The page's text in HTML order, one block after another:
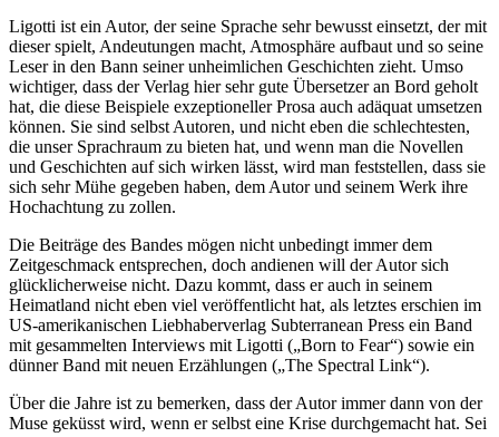
Ligotti ist ein Autor, der seine Sprache sehr bewusst einsetzt, der mit
dieser spielt, Andeutungen macht, Atmosphäre aufbaut und so seine
Leser in den Bann seiner unheimlichen Geschichten zieht. Umso
wichtiger, dass der Verlag hier sehr gute Übersetzer an Bord geholt
hat, die diese Beispiele exzeptioneller Prosa auch adäquat umsetzen
können. Sie sind selbst Autoren, und nicht eben die schlechtesten,
die unser Sprachraum zu bieten hat, und wenn man die Novellen
und Geschichten auf sich wirken lässt, wird man feststellen, dass sie
sich sehr Mühe gegeben haben, dem Autor und seinem Werk ihre
Hochachtung zu zollen.
Die Beiträge des Bandes mögen nicht unbedingt immer dem
Zeitgeschmack entsprechen, doch andienen will der Autor sich
glücklicherweise nicht. Dazu kommt, dass er auch in seinem
Heimatland nicht eben viel veröffentlicht hat, als letztes erschien im
US-amerikanischen Liebhaberverlag Subterranean Press ein Band
mit gesammelten Interviews mit Ligotti („Born to Fear“) sowie ein
dünner Band mit neuen Erzählungen („The Spectral Link“).
Über die Jahre ist zu bemerken, dass der Autor immer dann von der
Muse geküsst wird, wenn er selbst eine Krise durchgemacht hat. Sei